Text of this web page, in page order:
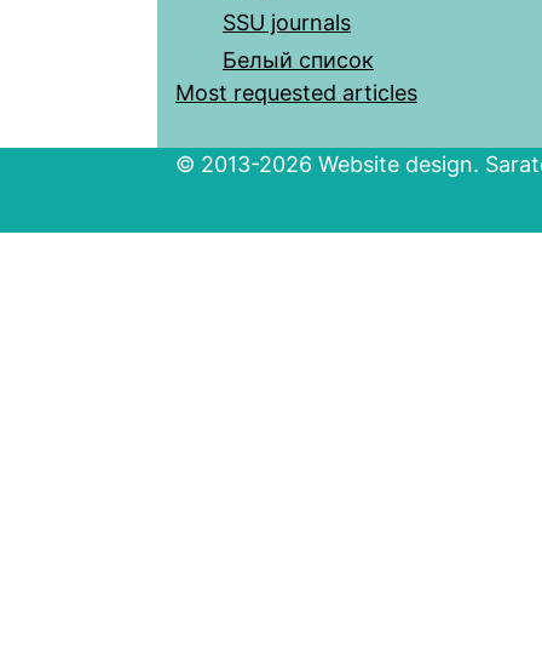
SSU journals
Белый список
Most requested articles
© 2013-2026 Website design.